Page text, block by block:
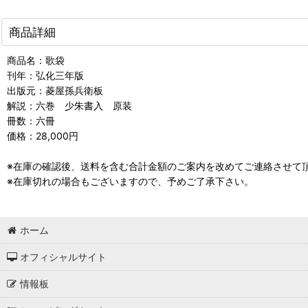
商品詳細
商品名：歌袋
刊年：弘化三年版
出版元：菱屋孫兵衛板
解説：六巻 少朱書入 原装
冊数：六冊
価格：28,000円
※在庫の確認後、送料を含む合計金額のご案内を改めてご連絡させて
※在庫切れの場合もございますので、予めご了承下さい。
ホーム
オフィシャルサイト
情報板